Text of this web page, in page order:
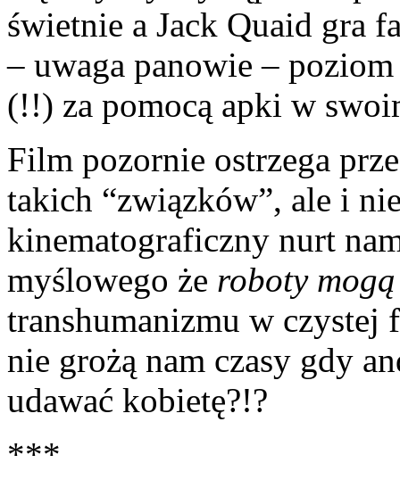
świetnie a Jack Quaid gra
– uwaga panowie –
(!!) za pomocą apki w
Film pozornie ostrzega
takich “związków”, ale i
kinematograficzny nurt
myślowego że roboty
transhumanizmu w
nie grożą nam czasy gdy
udawać kobietę?!?
***